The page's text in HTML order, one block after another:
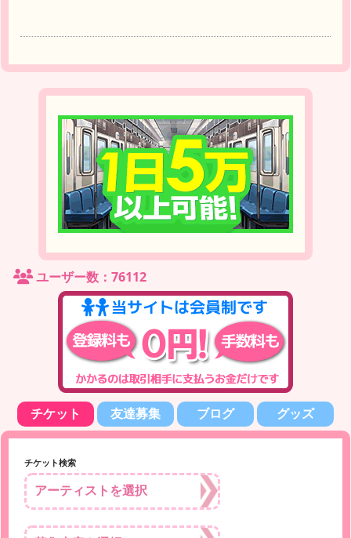
ユーザー数：76112
チケット 友達募集 ブログ グッズ
チケット検索